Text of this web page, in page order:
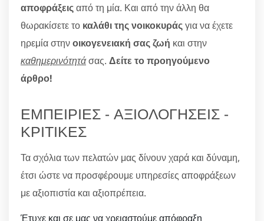
αποφράξειςαπό τη μία. Και από την άλλη θα
θωρακίσετε το καλάθι της νοικοκυράςγια να έχετε
ηρεμία στηνοικογενειακή σας ζωή και στην
καθημερινότητάσας. Δείτε το προηγούμενο
άρθρο!
ΕΜΠΕΙΡΙΕΣ - ΑΞΙΟΛΟΓΗΣΕΙΣ -
ΚΡΙΤΙΚΕΣ
Τα σχόλια των πελατών μας δίνουν χαρά και δύναμη,
έτσι ώστε να προσφέρουμε υπηρεσίες αποφράξεων
με αξιοπιστία και αξιοπρέπεια.
Έτυχε και σε μας να χρειαστούμε απόφραξη